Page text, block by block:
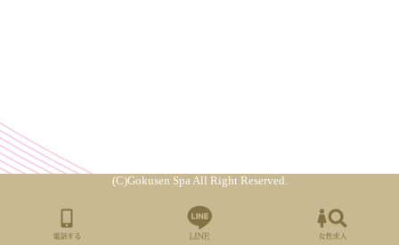
(C)Gokusen Spa All Right Reserved.